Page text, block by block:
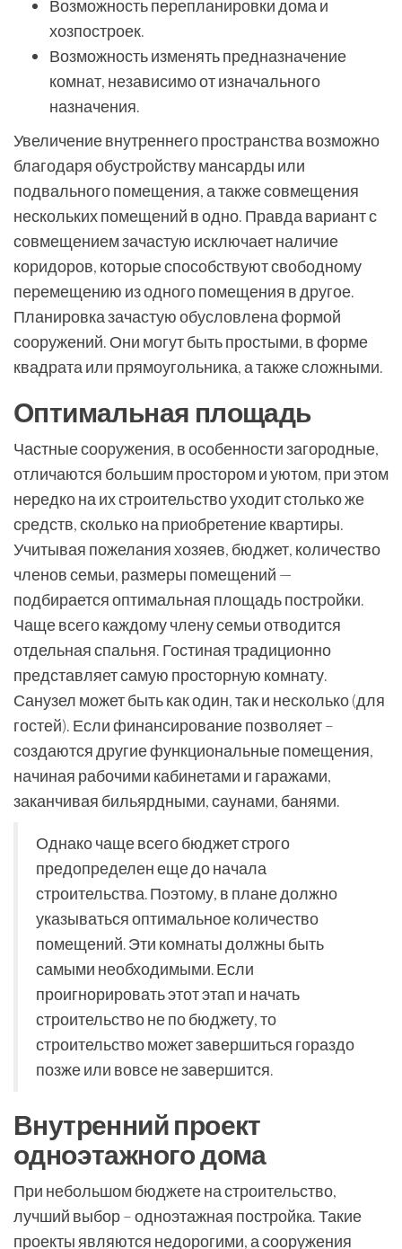
Возможность перепланировки дома и
хозпостроек.
Возможность изменять предназначение
комнат, независимо от изначального
назначения.
Увеличение внутреннего пространства возможно
благодаря обустройству мансарды или
подвального помещения, а также совмещения
нескольких помещений в одно. Правда вариант с
совмещением зачастую исключает наличие
коридоров, которые способствуют свободному
перемещению из одного помещения в другое.
Планировка зачастую обусловлена формой
сооружений. Они могут быть простыми, в форме
квадрата или прямоугольника, а также сложными.
Оптимальная площадь
Частные сооружения, в особенности загородные,
отличаются большим простором и уютом, при этом
нередко на их строительство уходит столько же
средств, сколько на приобретение квартиры.
Учитывая пожелания хозяев, бюджет, количество
членов семьи, размеры помещений —
подбирается оптимальная площадь постройки.
Чаще всего каждому члену семьи отводится
отдельная спальня. Гостиная традиционно
представляет самую просторную комнату.
Санузел может быть как один, так и несколько (для
гостей). Если финансирование позволяет –
создаются другие функциональные помещения,
начиная рабочими кабинетами и гаражами,
заканчивая бильярдными, саунами, банями.
Однако чаще всего бюджет строго
предопределен еще до начала
строительства. Поэтому, в плане должно
указываться оптимальное количество
помещений. Эти комнаты должны быть
самыми необходимыми. Если
проигнорировать этот этап и начать
строительство не по бюджету, то
строительство может завершиться гораздо
позже или вовсе не завершится.
Внутренний проект
одноэтажного дома
При небольшом бюджете на строительство,
лучший выбор – одноэтажная постройка. Такие
проекты являются недорогими, а сооружения